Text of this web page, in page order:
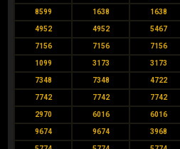
8599 1638 1638
4952 4952 5467
7156 7156 7156
1099 3173 3173
7348 7348 4722
7742 7742 7742
2970 6016 6016
9674 9674 3968